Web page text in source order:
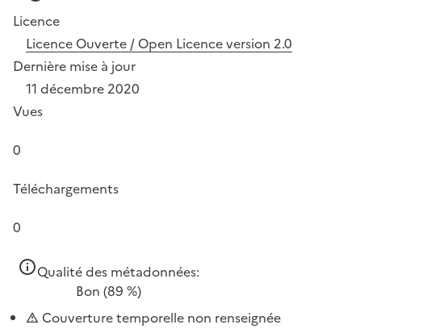
Licence
Licence Ouverte / Open Licence version 2.0
Dernière mise à jour
11 décembre 2020
Vues
0
Téléchargements
0
Qualité des métadonnées:
Bon (89 %)
Couverture temporelle non renseignée